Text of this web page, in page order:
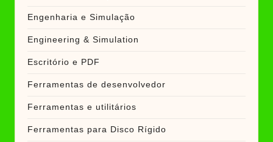
Engenharia e Simulação
Engineering & Simulation
Escritório e PDF
Ferramentas de desenvolvedor
Ferramentas e utilitários
Ferramentas para Disco Rígido